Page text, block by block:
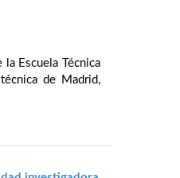
la Escuela Técnica
de Madrid,